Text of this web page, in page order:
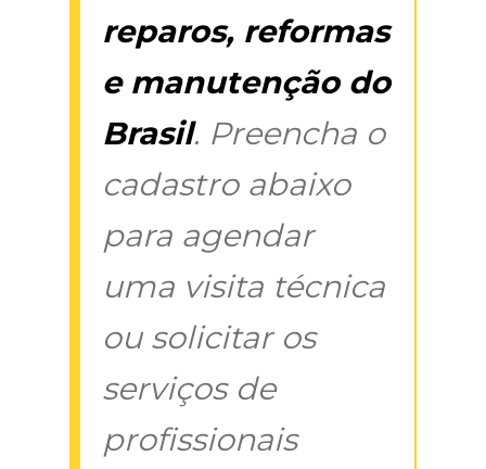
reparos, reformas
e manutenção do
Brasil. Preencha o
cadastro abaixo
para agendar
uma visita técnica
ou solicitar os
serviços de
profissionais